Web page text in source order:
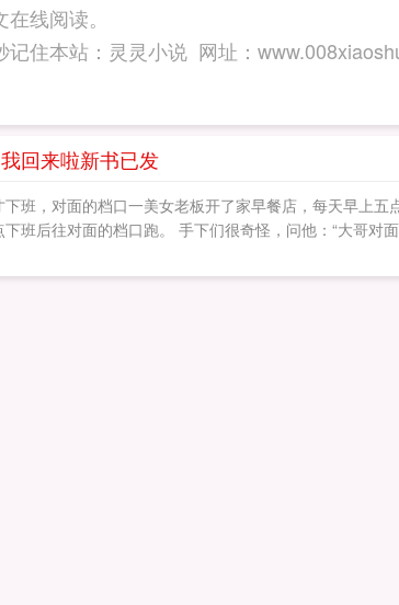
在线阅读。
回来啦新书已发
班，对面的档口一美女老板开了家早餐店，每天早上
班后往对面的档口跑。 手下们很奇怪，问他：“大哥